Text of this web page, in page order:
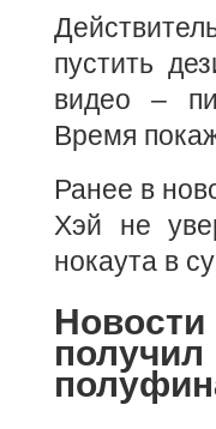
пустить
видео –
Время
Ранее в
Хэй не
нокаута в